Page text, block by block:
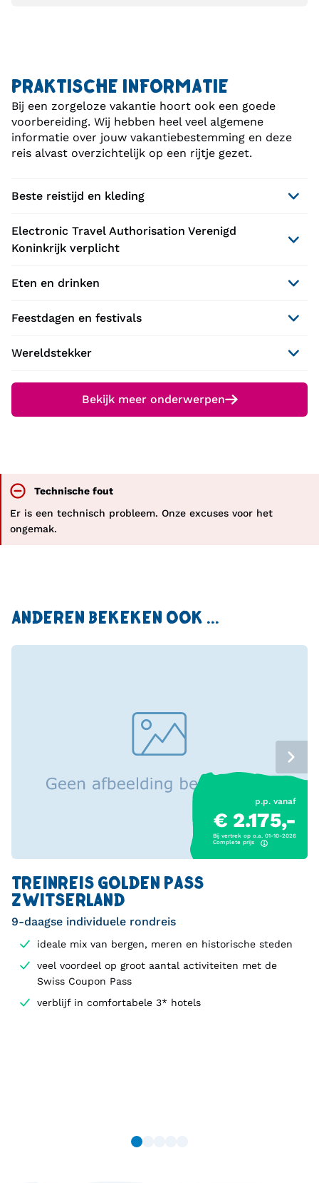
PRAKTISCHE INFORMATIE
Bij een zorgeloze vakantie hoort ook een goede
voorbereiding. Wij hebben heel veel algemene
informatie over jouw vakantiebestemming en deze
reis alvast overzichtelijk op een rijtje gezet.
Beste reistijd en kleding
Electronic Travel Authorisation Verenigd
Koninkrijk verplicht
Eten en drinken
Feestdagen en festivals
Wereldstekker
Bekijk meer onderwerpen
Technische fout
Er is een technisch probleem. Onze excuses voor het
ongemak.
ANDEREN BEKEKEN OOK ...
Bij vertrek op o.a. 01-10-2026
Complete prijs
p.p. vanaf
€ 2.175,-
TREINREIS GOLDEN PASS
ZWITSERLAND
9-daagse individuele rondreis
ideale mix van bergen, meren en historische steden
veel voordeel op groot aantal activiteiten met de
Swiss Coupon Pass
verblijf in comfortabele 3* hotels